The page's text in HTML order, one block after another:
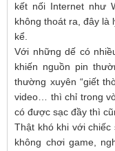
kết nối Internet như
không thoát ra, đây là
kể.
Với những dế có
khiến nguồn pin
thường xuyên “giết
video… thì chỉ trong
có được sạc đầy thì
Thật khó khi với
không chơi game,